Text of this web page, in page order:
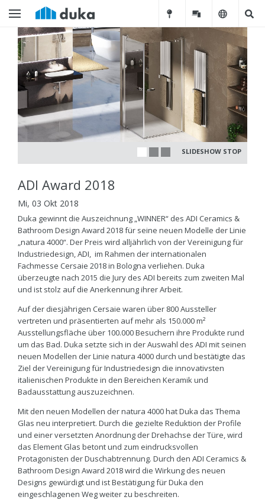
SLIDESHOW STOP
ADI Award 2018
Mi, 03 Okt 2018
Duka gewinnt die Auszeichnung „WINNER“ des ADI Ceramics &
Bathroom Design Award 2018 für seine neuen Modelle der Linie
„natura 4000“. Der Preis wird alljährlich von der Vereinigung für
Industriedesign, ADI, im Rahmen der internationalen
Fachmesse Cersaie 2018 in Bologna verliehen. Duka
überzeugte nach 2015 die Jury des ADI bereits zum zweiten Mal
und ist stolz auf die Anerkennung ihrer Arbeit.
Auf der diesjährigen Cersaie waren über 800 Aussteller
vertreten und präsentierten auf mehr als 150.000 m²
Ausstellungsfläche über 100.000 Besuchern ihre Produkte rund
um das Bad. Duka setzte sich in der Auswahl des ADI mit seinen
neuen Modellen der Linie natura 4000 durch und bestätigte das
Ziel der Vereinigung für Industriedesign die innovativsten
italienischen Produkte in den Bereichen Keramik und
Badausstattung auszuzeichnen.
Mit den neuen Modellen der natura 4000 hat Duka das Thema
Glas neu interpretiert. Durch die gezielte Reduktion der Profile
und einer versetzten Anordnung der Drehachse der Türe, wird
das Element Glas betont und zum eindrucksvollen
Protagonisten der Duschabtrennung. Durch den ADI Ceramics &
Bathroom Design Award 2018 wird die Wirkung des neuen
Designs gewürdigt und ist Bestätigung für Duka den
eingeschlagenen Weg weiter zu beschreiten.